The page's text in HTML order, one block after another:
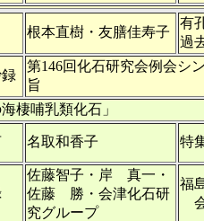
根本直樹・友膳佳寿子
有
過
第146回化石研究会例会シ
旨
棲哺乳類化石」
名取和香子 特
佐藤智子・岸 真一・
佐藤 勝・会津化石研
究グループ
福